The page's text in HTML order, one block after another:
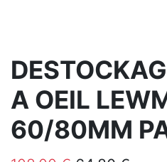
A OEIL
60/80MM